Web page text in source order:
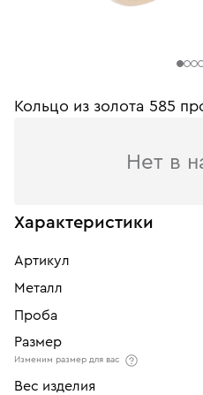
Кольцо из золота 585
Нет в
Характеристики
Артикул
Металл
Проба
Размер
Изменим размер для вас
Вес изделия